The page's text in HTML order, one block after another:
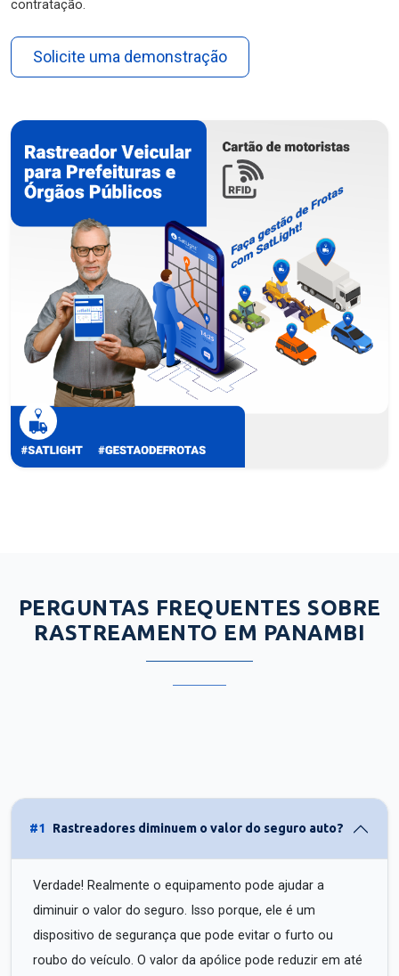
contratação.
Solicite uma demonstração
PERGUNTAS FREQUENTES SOBRE
RASTREAMENTO EM PANAMBI
#1 Rastreadores diminuem o valor do seguro auto?
Verdade! Realmente o equipamento pode ajudar a
diminuir o valor do seguro. Isso porque, ele é um
dispositivo de segurança que pode evitar o furto ou
roubo do veículo. O valor da apólice pode reduzir em até